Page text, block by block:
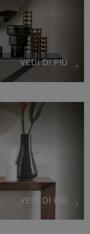
VEDI DI PIÙ
VEDI DI PIÙ